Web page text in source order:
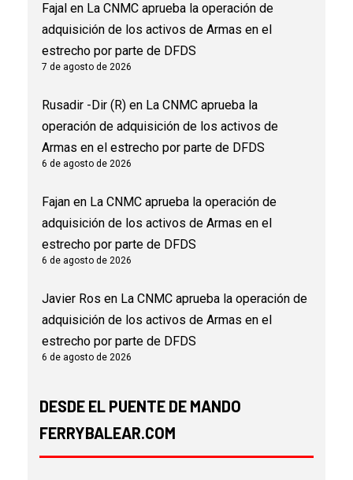
Fajal en La CNMC aprueba la operación de
adquisición de los activos de Armas en el
estrecho por parte de DFDS
7 de agosto de 2026
Rusadir -Dir (R) en La CNMC aprueba la
operación de adquisición de los activos de
Armas en el estrecho por parte de DFDS
6 de agosto de 2026
Fajan en La CNMC aprueba la operación de
adquisición de los activos de Armas en el
estrecho por parte de DFDS
6 de agosto de 2026
Javier Ros en La CNMC aprueba la operación de
adquisición de los activos de Armas en el
estrecho por parte de DFDS
6 de agosto de 2026
DESDE EL PUENTE DE MANDO
FERRYBALEAR.COM